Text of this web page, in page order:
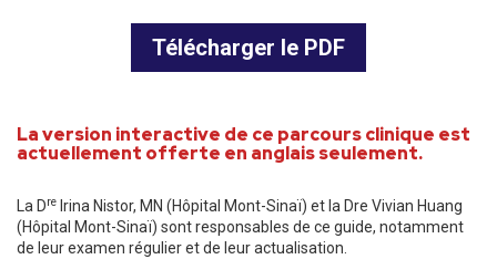
Télécharger le PDF
La version interactive de ce parcours clinique est
actuellement offerte en anglais seulement.
La Dre Irina Nistor, MN (Hôpital Mont-Sinaï) et la Dre Vivian Huang
(Hôpital Mont-Sinaï) sont responsables de ce guide, notamment
de leur examen régulier et de leur actualisation.